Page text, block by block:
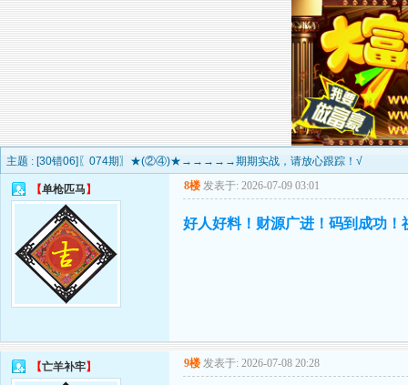
主题 : [30错06]〖074期〗★(②④)★→→→→→期期实战，请放心跟踪！√
【单枪匹马 】 8楼 发表于: 2026-07-09 03:01
好人好料！财源广进！码到成功！
【亡羊补牢】 9楼 发表于: 2026-07-08 20:28